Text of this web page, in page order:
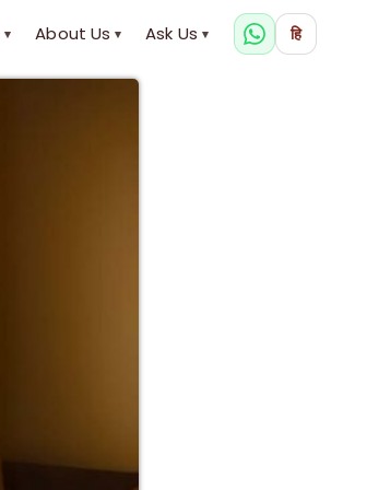
▾ About Us ▾ Ask Us ▾ हि